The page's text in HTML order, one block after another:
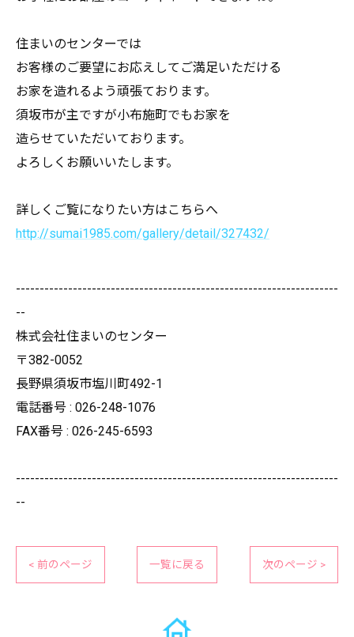
住まいのセンターでは
お客様のご要望にお応えしてご満足いただける
お家を造れるよう頑張ております。
須坂市が主ですが小布施町でもお家を
造らせていただいております。
よろしくお願いいたします。
詳しくご覧になりたい方はこちらへ
http://sumai1985.com/gallery/detail/327432/
--------------------------------------------------------------------
--
株式会社住まいのセンター
〒382-0052
長野県須坂市塩川町492-1
電話番号 : 026-248-1076
FAX番号 : 026-245-6593
--------------------------------------------------------------------
--
< 前のページ 一覧に戻る 次のページ >